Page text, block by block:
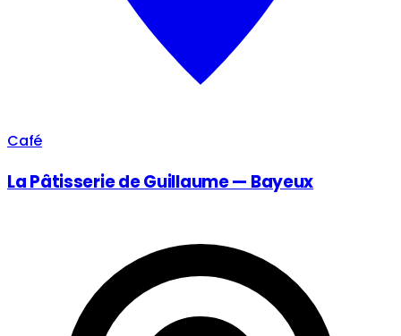
Café
La Pâtisserie de Guillaume — Bayeux